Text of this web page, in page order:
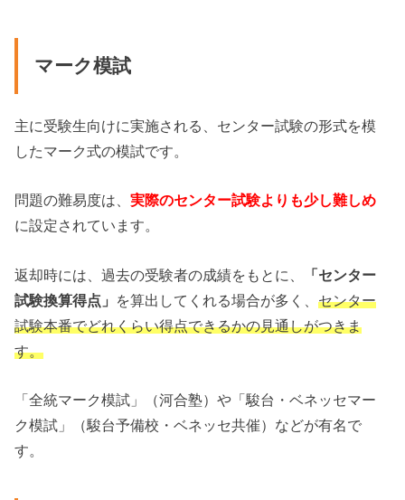
マーク模試
主に受験生向けに実施される、センター試験の形式を模
したマーク式の模試です。
問題の難易度は、実際のセンター試験よりも少し難しめ
に設定されています。
返却時には、過去の受験者の成績をもとに、
「センター
試験換算得点」 を算出してくれる場合が多く、センター
試験本番でどれくらい得点できるかの見通しがつきま
す。
「全統マーク模試」（河合塾）や「駿台・ベネッセマー
ク模試」（駿台予備校・ベネッセ共催）などが有名で
す。